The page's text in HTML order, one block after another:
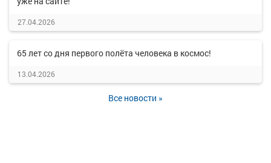
27.04.2026
65 лет со дня первого полёта человека в космос!
13.04.2026
Все новости »